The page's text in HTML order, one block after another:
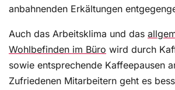
anbahnenden Erkältungen
Auch das Arbeitsklima und das
Wohlbefinden im Büro wird durch
sowie entsprechende Kaffeepausen
Zufriedenen Mitarbeitern geht es